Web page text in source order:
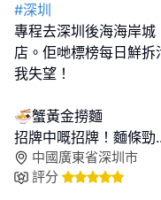
#深圳
專程去深圳後海海岸
店。佢哋標榜每日鮮
我失望！
🍜蟹黃金撈麵
招牌中嘅招牌！麵條勁
中國廣東省深圳市
評分